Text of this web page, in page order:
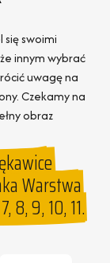
się swoimi
innym wybrać
uwagę na
Czekamy na
obraz
Warstwa
8, 9, 10, 11.